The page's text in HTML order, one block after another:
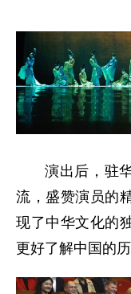
演出后，驻
流，盛赞演员的
现了中华文化的
更好了解中国的历